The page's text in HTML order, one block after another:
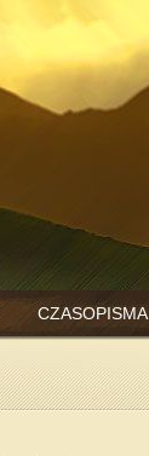
CZASOPISMA